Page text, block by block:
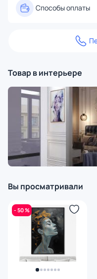
Способы оплаты
Товар в интерьере
Вы просматривали
- 50 %